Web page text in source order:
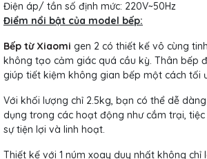
Điện áp/ tần số định mức: 220V~50Hz
Điểm nổi bật của model bếp:
Bếp từ Xiaomi gen 2 có thiết kế vô cùng
không tạo cảm giác quá cầu kỳ. Thân bếp
giúp tiết kiệm không gian bếp một cách tối
Với khối lượng chỉ 2.5kg, bạn có thể dễ
dụng trong các hoạt động như cắm trại,
sự tiện lợi và linh hoạt.
Thiết kế với 1 núm xoay duy nhất không chỉ